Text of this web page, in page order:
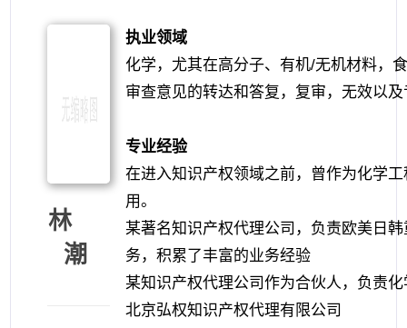
林
潮
执业领域
化学，尤其在高分子、有机/无机材料，
审查意见的转达和答复，复审，无效以
专业经验
在进入知识产权领域之前，曾作为化学
用。
某著名知识产权代理公司，负责欧美日
务，积累了丰富的业务经验
某知识产权代理公司作为合伙人，负责
北京弘权知识产权代理有限公司